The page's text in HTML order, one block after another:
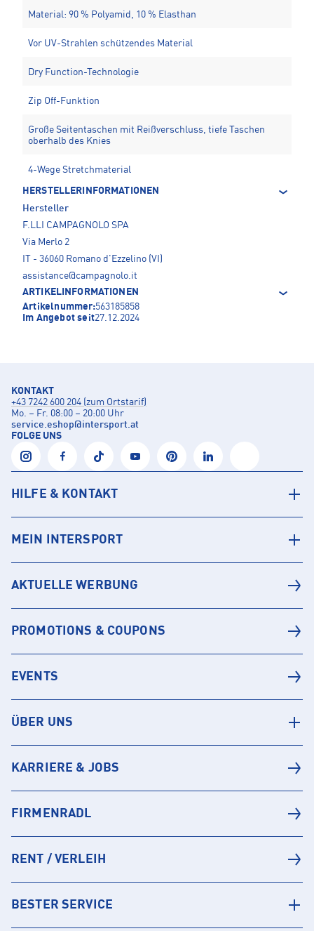
Material: 90 % Polyamid, 10 % Elasthan
Vor UV-Strahlen schützendes Material
Dry Function-Technologie
Zip Off-Funktion
Große Seitentaschen mit Reißverschluss, tiefe Taschen
oberhalb des Knies
4-Wege Stretchmaterial
HERSTELLERINFORMATIONEN
Hersteller
F.LLI CAMPAGNOLO SPA
Via Merlo 2
IT - 36060 Romano d'Ezzelino (VI)
assistance@campagnolo.it
ARTIKELINFORMATIONEN
Artikelnummer:563185858
Im Angebot seit27.12.2024
KONTAKT
+43 7242 600 204 (zum Ortstarif)
Mo. – Fr. 08:00 – 20:00 Uhr
service.eshop@intersport.at
FOLGE UNS
HILFE & KONTAKT
MEIN INTERSPORT
AKTUELLE WERBUNG
PROMOTIONS & COUPONS
EVENTS
ÜBER UNS
KARRIERE & JOBS
FIRMENRADL
RENT / VERLEIH
BESTER SERVICE